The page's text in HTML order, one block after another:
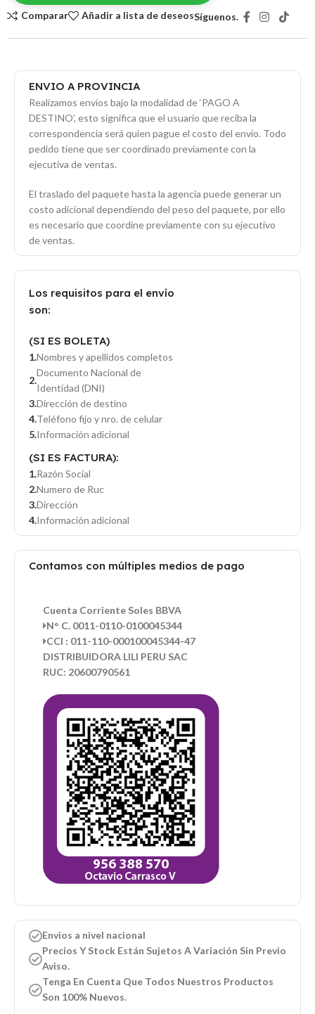
Comparar Añadir a lista de deseosSíguenos.
ENVIO A PROVINCIA
Realizamos envíos bajo la modalidad de ‘PAGO A
DESTINO’, esto significa que el usuario que reciba la
correspondencia será quien pague el costo del envío. Todo
pedido tiene que ser coordinado previamente con la
ejecutiva de ventas.
El traslado del paquete hasta la agencia puede generar un
costo adicional dependiendo del peso del paquete, por ello
es necesario que coordine previamente con su ejecutivo
de ventas.
Los requisitos para el envío
son:
(SI ES BOLETA)
Nombres y apellidos completos
Documento Nacional de
Identidad (DNI)
Dirección de destino
Teléfono fijo y nro. de celular
Información adicional
(SI ES FACTURA):
Razón Social
Numero de Ruc
Dirección
Información adicional
Contamos con múltiples medios de pago
Cuenta Corriente Soles BBVA
N° C. 0011-0110-0100045344
CCI : 011-110-000100045344-47
DISTRIBUIDORA LILI PERU SAC
RUC: 20600790561
Envios a nivel nacional
Precios Y Stock Están Sujetos A Variación Sin Previo
Aviso.
Tenga En Cuenta Que Todos Nuestros Productos
Son 100% Nuevos.